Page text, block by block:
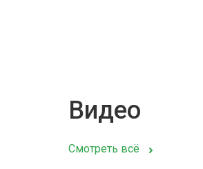
Видео
Смотреть всё